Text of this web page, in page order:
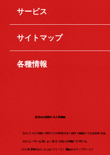
日本Wix研究所の人気動画
【WixでSEO対策】内部SEOの設定方法！自分で簡単にできる設定方法。
【Wixユーザー必見】よく見る"お知らせ機能"の作り方。
2023年最新のWix Studio リリース！機能が大アップデート?!
サービス
サイトマップ
各種情報